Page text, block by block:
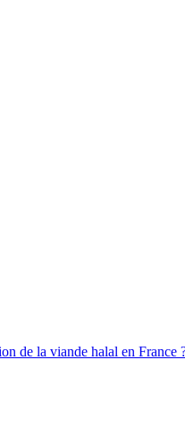
de la viande halal en France